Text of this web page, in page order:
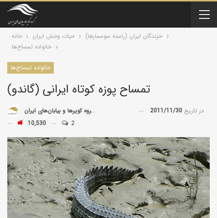
خانه حیات وحش ایران
خزندگان ايران (راسته سوسمارها)
خانواده تمساح‌ها
خانواده تمساح‌ها
تمساح پوزه کوتاه ایرانی (گاندو)
توسط گروه کویرها و بیابان‌های ایران در تاریخ 2011/11/30
10,530
2